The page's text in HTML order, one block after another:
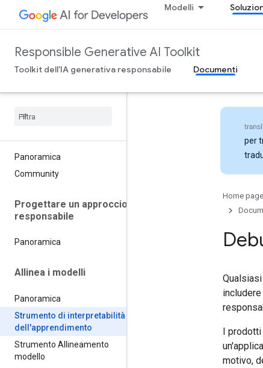
Modelli
Responsible Generative AI Toolkit
Toolkit dell'IA generativa responsabile Documenti
Panoramica
Community
Progettare un approccio
responsabile
Panoramica
Allinea i modelli
Panoramica
Strumento di interpretabilità
dell'apprendimento
Strumento Allineamento
modello
per
Home page
includere
I prodotti
motivo,